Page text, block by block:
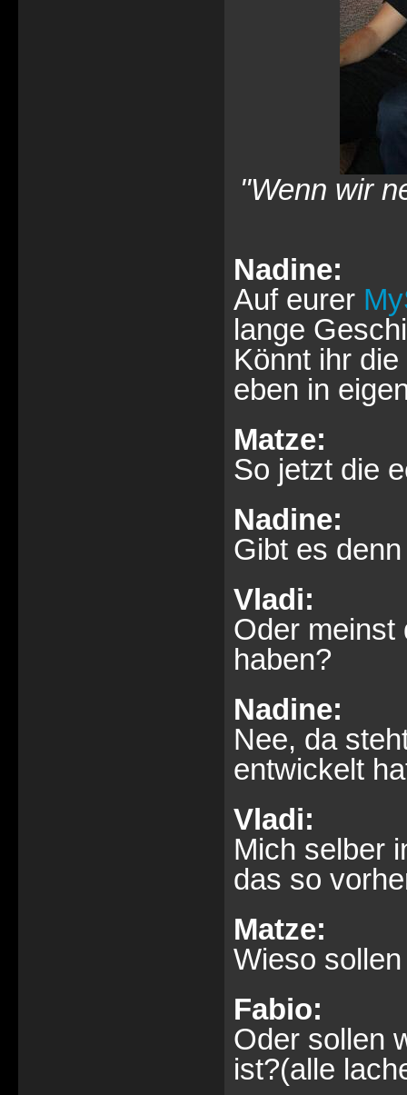
"Wenn wir
Nadine:
Auf eurer
lange
Könnt ihr
eben in
Matze:
So jetzt die
Nadine:
Gibt es
Vladi:
Oder meinst
haben?
Nadine:
Nee, da
entwickelt
Vladi:
Mich selber
das so
Matze:
Wieso
Fabio:
Oder sollen
ist?(alle